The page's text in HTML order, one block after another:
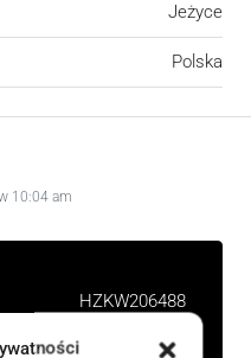
Jeżyce
Polska
10:04 am
HZKW206488
898 000 zł